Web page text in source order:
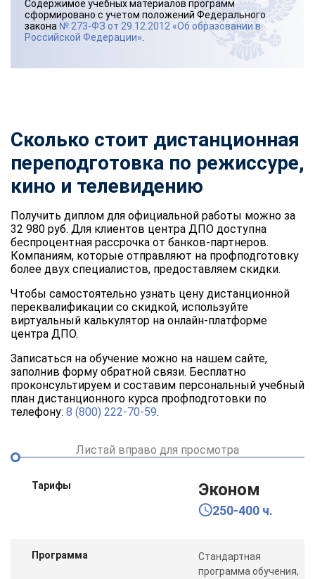
Содержимое учебных материалов программ
сформировано с учетом положений Федерального
закона № 273-ФЗ от 29.12.2012 «Об образовании в
Российской Федерации»
Сколько стоит дистанционная
переподготовка по режиссуре,
кино и телевидению
Получить диплом для официальной работы можно за
32 980 руб. Для клиентов центра ДПО доступна
беспроцентная рассрочка от банков-партнеров.
Компаниям, которые отправляют на профподготовку
более двух специалистов, предоставляем скидки.
Чтобы самостоятельно узнать цену дистанционной
переквалификации со скидкой, используйте
виртуальный калькулятор на онлайн-платформе
центра ДПО.
Записаться на обучение можно на нашем сайте,
заполнив форму обратной связи. Бесплатно
проконсультируем и составим персональный учебный
план дистанционного курса профподготовки по
телефону: 8 (800) 222-70-59.
Листай вправо для просмотра
Тарифы Эконом
250-400 ч.
Программа
Стандартная
программа обучения,